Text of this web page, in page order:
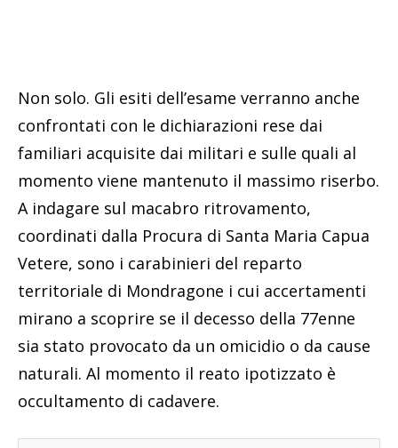
Non solo. Gli esiti dell’esame verranno anche
confrontati con le dichiarazioni rese dai
familiari acquisite dai militari e sulle quali al
momento viene mantenuto il massimo riserbo.
A indagare sul macabro ritrovamento,
coordinati dalla Procura di Santa Maria Capua
Vetere, sono i carabinieri del reparto
territoriale di Mondragone i cui accertamenti
mirano a scoprire se il decesso della 77enne
sia stato provocato da un omicidio o da cause
naturali. Al momento il reato ipotizzato è
occultamento di cadavere.